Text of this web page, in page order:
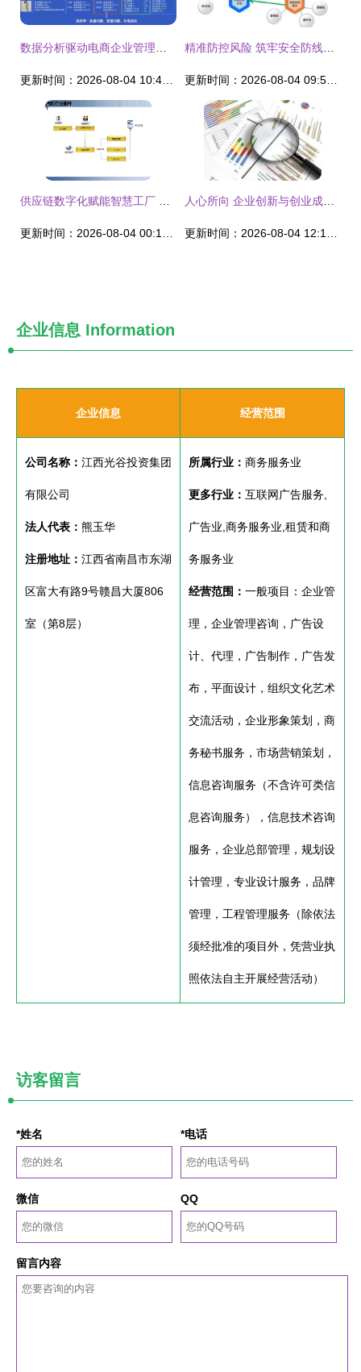
企业信息 Information
企业信息 经营范围
公司名称： 江西光谷投资集团
有限公司
法人代表： 熊玉华
注册地址： 江西省南昌市东湖
区富大有路9号赣昌大厦806
室（第8层）
所属行业： 商务服务业
更多行业： 互联网广告服务,
广告业,商务服务业,租赁和商
务服务业
经营范围： 一般项目：企业管
理，企业管理咨询，广告设
计、代理，广告制作，广告发
布，平面设计，组织文化艺术
交流活动，企业形象策划，商
务秘书服务，市场营销策划，
信息咨询服务（不含许可类信
息咨询服务），信息技术咨询
服务，企业总部管理，规划设
计管理，专业设计服务，品牌
管理，工程管理服务（除依法
须经批准的项目外，凭营业执
照依法自主开展经营活动）
访客留言
*姓名 *电话
微信 QQ
留言内容